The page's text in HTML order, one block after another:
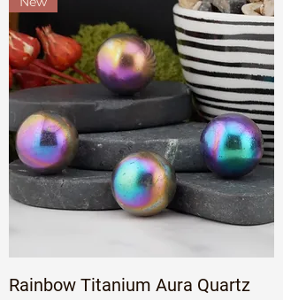
Rainbow Titanium Aura Quartz